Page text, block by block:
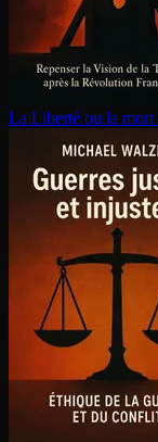
La Liberté ou la mort